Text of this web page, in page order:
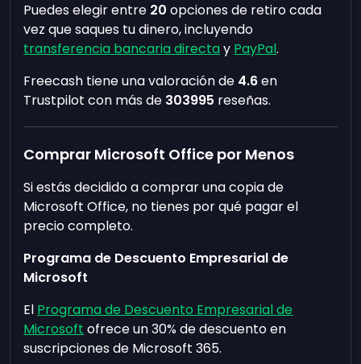
Puedes elegir entre 20 opciones de retiro cada
vez que saques tu dinero, incluyendo
transferencia bancaria directay PayPal.
Freecash tiene una valoración de 4.6en
Trustpilot con más de 303995 reseñas.
Comprar Microsoft Office por Menos
Si estás decidido a comprar una copia de
Microsoft Office, no tienes por qué pagar el
precio completo.
Programa de Descuento Empresarial de
Microsoft
El Programa de Descuento Empresarial de
Microsoft ofrece un 30% de descuento en
suscripciones de Microsoft 365.